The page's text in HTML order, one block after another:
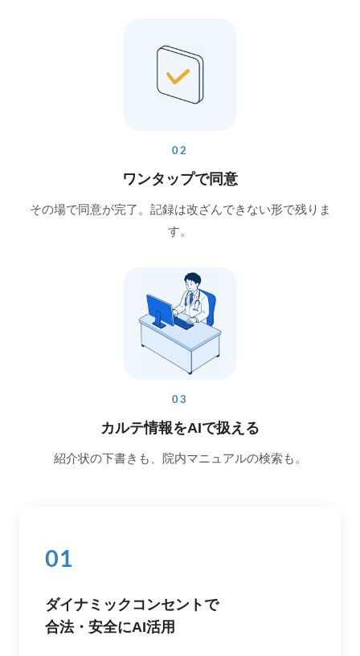
02
ワンタップで同意
その場で同意が完了。記録は改ざんできない形で残りま
す。
03
カルテ情報をAIで扱える
紹介状の下書きも、院内マニュアルの検索も。
01
ダイナミックコンセントで
合法・安全にAI活用